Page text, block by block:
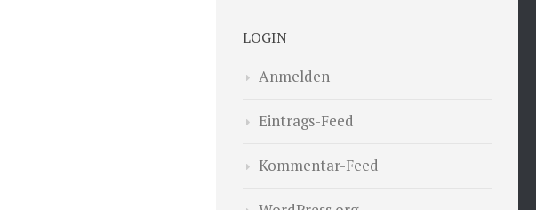
LOGIN
Anmelden
Eintrags-Feed
Kommentar-Feed